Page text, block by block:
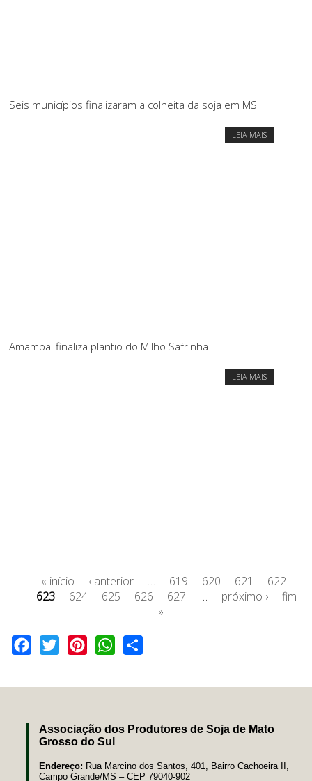
Seis municípios finalizaram a colheita da soja em MS
LEIA MAIS
Amambai finaliza plantio do Milho Safrinha
LEIA MAIS
« início ‹ anterior … 619 620 621
622
623
624 625 626 627 … próximo ›
fim
»
Facebook
Twitter PinterestWhatsApp
Associação dos Produtores de Soja de Mato
Grosso do Sul
Endereço: Rua Marcino dos Santos, 401, Bairro Cachoeira II,
Campo Grande/MS – CEP 79040-902